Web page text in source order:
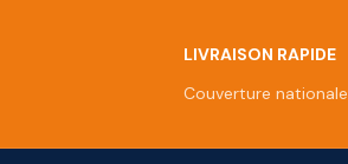
LIVRAISON RAPIDE
Couverture nationale